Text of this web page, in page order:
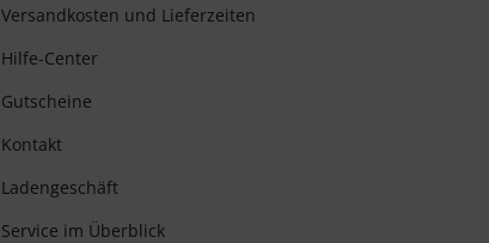
Versandkosten und Lieferzeiten
Hilfe-Center
Gutscheine
Kontakt
Ladengeschäft
Service im Überblick